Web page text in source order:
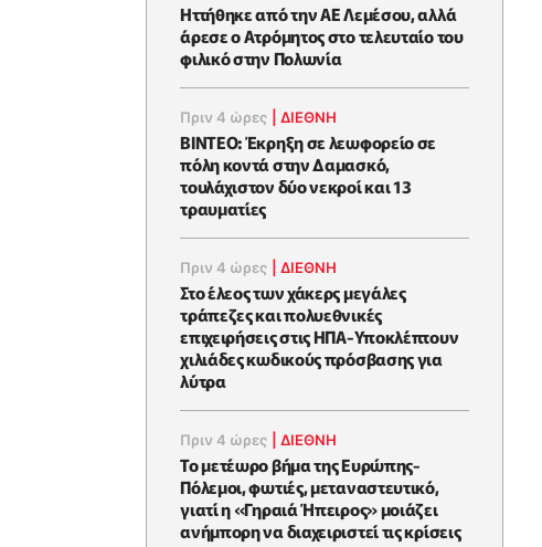
Ηττήθηκε από την ΑΕ Λεμέσου, αλλά
άρεσε ο Ατρόμητος στο τελευταίο του
φιλικό στην Πολωνία
Πριν 4 ώρες |ΔΙΕΘΝΗ
ΒΙΝΤΕΟ: Έκρηξη σε λεωφορείο σε
πόλη κοντά στην Δαμασκό,
τουλάχιστον δύο νεκροί και 13
τραυματίες
Πριν 4 ώρες |ΔΙΕΘΝΗ
Στο έλεος των χάκερς μεγάλες
τράπεζες και πολυεθνικές
επιχειρήσεις στις ΗΠΑ-Υποκλέπτουν
χιλιάδες κωδικούς πρόσβασης για
λύτρα
Πριν 4 ώρες |ΔΙΕΘΝΗ
Το μετέωρο βήμα της Ευρώπης-
Πόλεμοι, φωτιές, μεταναστευτικό,
γιατί η «Γηραιά Ήπειρος» μοιάζει
ανήμπορη να διαχειριστεί τις κρίσεις